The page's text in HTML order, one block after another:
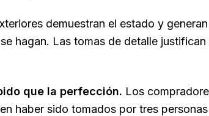
demuestran el estado y
hagan. Las tomas de detalle
que la perfección. Los
haber sido tomados por tres